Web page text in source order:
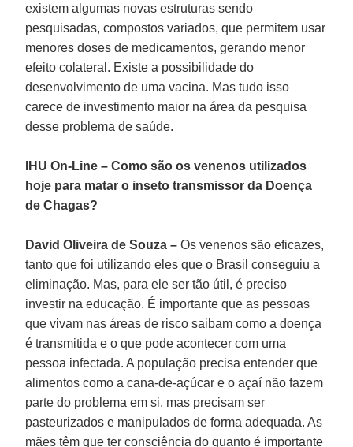
existem algumas novas estruturas sendo
pesquisadas, compostos variados, que permitem usar
menores doses de medicamentos, gerando menor
efeito colateral. Existe a possibilidade do
desenvolvimento de uma vacina. Mas tudo isso
carece de investimento maior na área da pesquisa
desse problema de saúde.
IHU On-Line – Como são os venenos utilizados
hoje para matar o inseto transmissor da Doença
de Chagas?
David Oliveira de Souza –Os venenos são eficazes,
tanto que foi utilizando eles que o Brasil conseguiu a
eliminação. Mas, para ele ser tão útil, é preciso
investir na educação. É importante que as pessoas
que vivam nas áreas de risco saibam como a doença
é transmitida e o que pode acontecer com uma
pessoa infectada. A população precisa entender que
alimentos como a cana-de-açúcar e o açaí não fazem
parte do problema em si, mas precisam ser
pasteurizados e manipulados de forma adequada. As
mães têm que ter consciência do quanto é importante